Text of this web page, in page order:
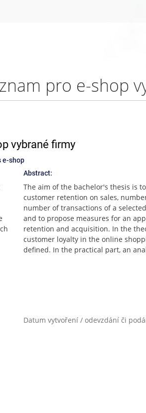
vybrané firmy
e-shop
Abstract:
The aim of the bachelor's thesis is
customer retention on sales,
number of transactions of a
and to propose measures for an
retention and acquisition. In the
customer loyalty in the online
defined. In the practical part, an
Datum vytvoření / odevzdání či